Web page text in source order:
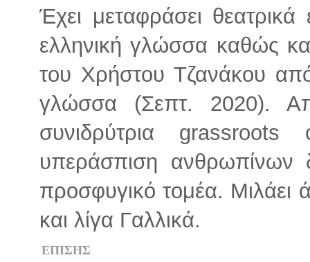
Έχει μεταφράσει
ελληνική γλώσσα καθώς
του Χρήστου Τζανάκου
γλώσσα (Σεπτ. 2020).
συνιδρύτρια
υπεράσπιση ανθρωπίνων
προσφυγικό τομέα. Μιλάει
και λίγα Γαλλικά.
ΕΠΙΣΗΣ